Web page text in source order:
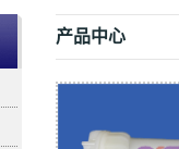
产品中心